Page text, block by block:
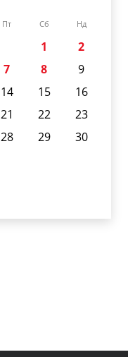
Пт Сб Нд
1
2
7 8
9
14 15
16
21 22
23
28 29
30